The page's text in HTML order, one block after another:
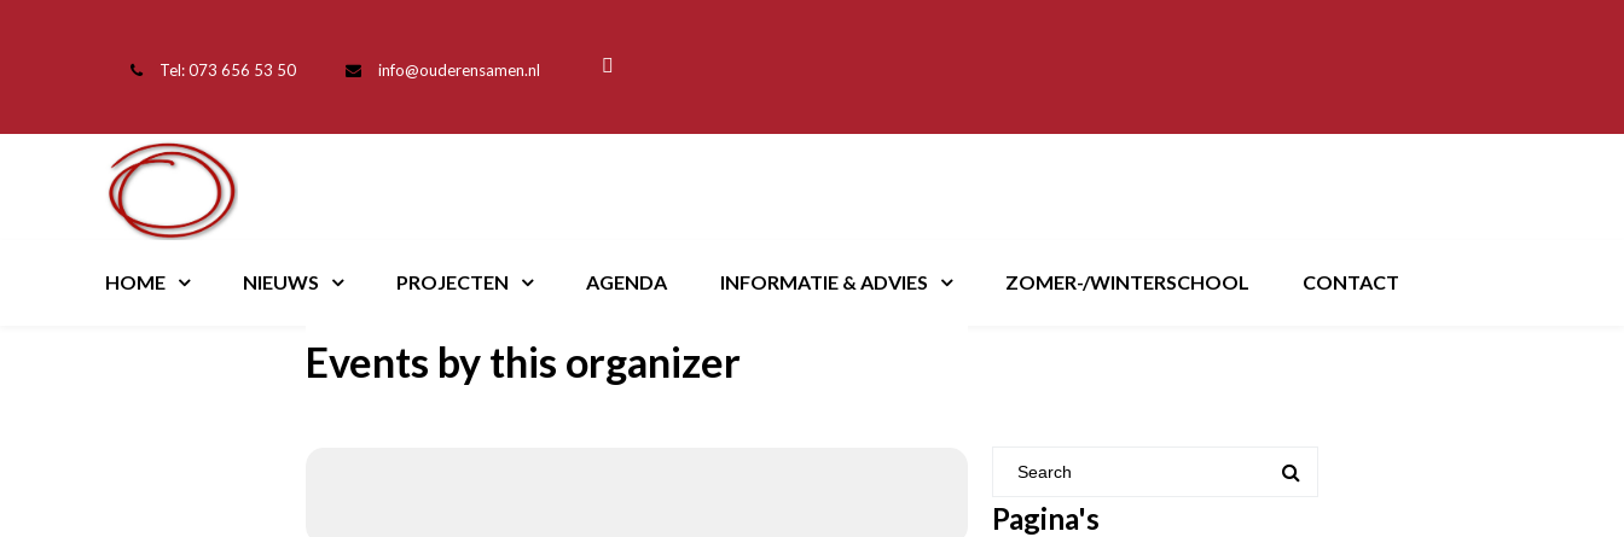
Tel: 073 656 53 50 info@ouderensamen.nl
HOME NIEUWS PROJECTEN AGENDA INFORMATIE & ADVIES ZOMER-/WINTERSCHOOL CONTACT
Events by this organizer
Pagina's